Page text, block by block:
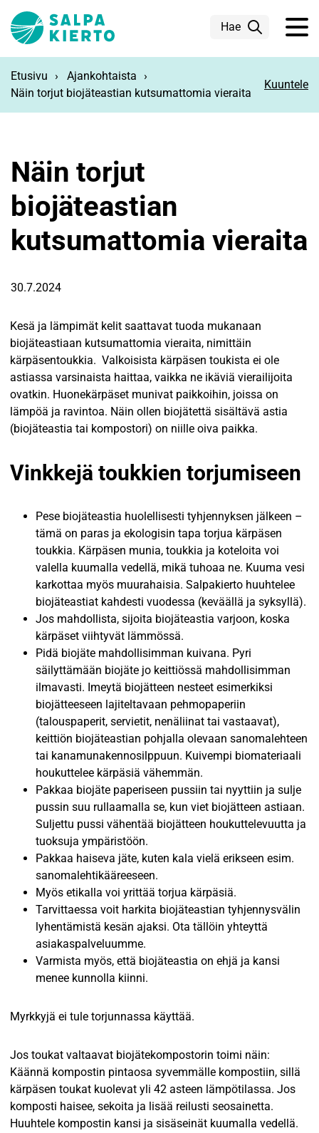
Hae
Etusivu
Ajankohtaista
Näin torjut biojäteastian kutsumattomia vieraita
Kuuntele
Näin torjut
biojäteastian
kutsumattomia vieraita
30.7.2024
Kesä ja lämpimät kelit saattavat tuoda mukanaan
biojäteastiaan kutsumattomia vieraita, nimittäin
kärpäsentoukkia. Valkoisista kärpäsen toukista ei ole
astiassa varsinaista haittaa, vaikka ne ikäviä vierailijoita
ovatkin. Huonekärpäset munivat paikkoihin, joissa on
lämpöä ja ravintoa. Näin ollen biojätettä sisältävä astia
(biojäteastia tai kompostori) on niille oiva paikka.
Vinkkejä toukkien torjumiseen
Pese biojäteastia huolellisesti tyhjennyksen jälkeen –
tämä on paras ja ekologisin tapa torjua kärpäsen
toukkia. Kärpäsen munia, toukkia ja koteloita voi
valella kuumalla vedellä, mikä tuhoaa ne. Kuuma vesi
karkottaa myös muurahaisia. Salpakierto huuhtelee
biojäteastiat kahdesti vuodessa (keväällä ja syksyllä).
Jos mahdollista, sijoita biojäteastia varjoon, koska
kärpäset viihtyvät lämmössä.
Pidä biojäte mahdollisimman kuivana. Pyri
säilyttämään biojäte jo keittiössä mahdollisimman
ilmavasti. Imeytä biojätteen nesteet esimerkiksi
biojätteeseen lajiteltavaan pehmopaperiin
(talouspaperit, servietit, nenäliinat tai vastaavat),
keittiön biojäteastian pohjalla olevaan sanomalehteen
tai kanamunakennosilppuun. Kuivempi biomateriaali
houkuttelee kärpäsiä vähemmän.
Pakkaa biojäte paperiseen pussiin tai nyyttiin ja sulje
pussin suu rullaamalla se, kun viet biojätteen astiaan.
Suljettu pussi vähentää biojätteen houkuttelevuutta ja
tuoksuja ympäristöön.
Pakkaa haiseva jäte, kuten kala vielä erikseen esim.
sanomalehtikääreeseen.
Myös etikalla voi yrittää torjua kärpäsiä.
Tarvittaessa voit harkita biojäteastian tyhjennysvälin
lyhentämistä kesän ajaksi. Ota tällöin yhteyttä
asiakaspalveluumme.
Varmista myös, että biojäteastia on ehjä ja kansi
menee kunnolla kiinni.
Myrkkyjä ei tule torjunnassa käyttää.
Jos toukat valtaavat biojätekompostorin toimi näin:
Käännä kompostin pintaosa syvemmälle kompostiin, sillä
kärpäsen toukat kuolevat yli 42 asteen lämpötilassa. Jos
komposti haisee, sekoita ja lisää reilusti seosainetta.
Huuhtele kompostin kansi ja sisäseinät kuumalla vedellä.